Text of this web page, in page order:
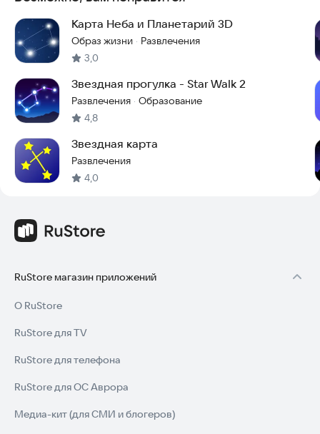
наблюдения за небом, а полноценное образовательное
приложение, которое помогает развивать интерес к
астрономии. Оно простое в использовании, не требует
сложных настроек и подходит для всех возрастов.
Установите приложение и откройте для себя красоту
звёздного неба прямо из дома.
Карта Неба и Планетарий 3D
Образ жизни · Развлечения
3,0
Звездная прогулка - Star Walk 2
Развлечения · Образование
4,8
Звездная карта
Развлечения
4,0
RuStore магазин приложений
О RuStore
RuStore для TV
RuStore для телефона
RuStore для ОС Аврора
Медиа-кит (для СМИ и блогеров)